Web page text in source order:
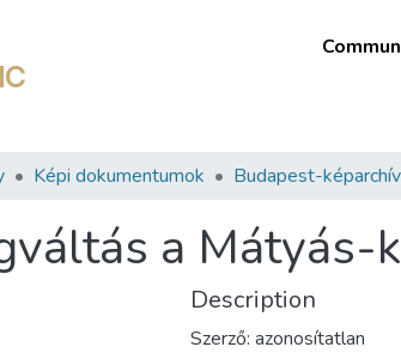
Képi dokumentumok Budapest-
a
Description
Szerző: azonosítatlan